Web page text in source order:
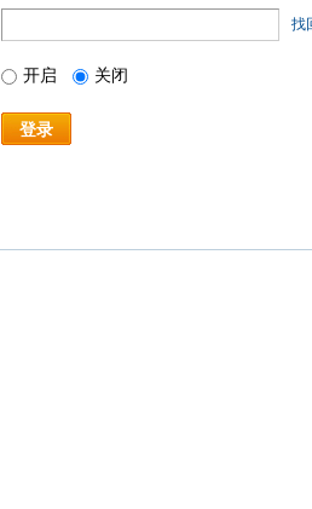
找
开启 关闭
登录